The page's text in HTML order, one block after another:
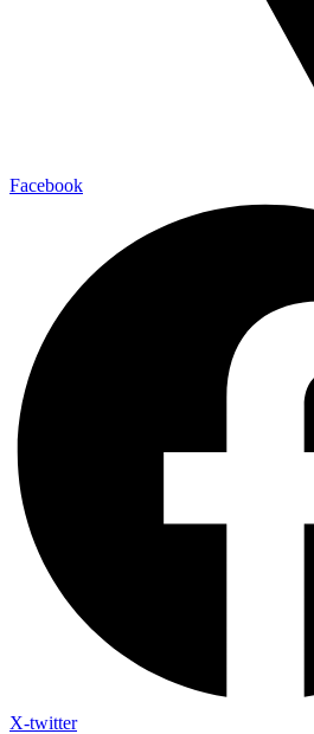
Facebook
X-twitter